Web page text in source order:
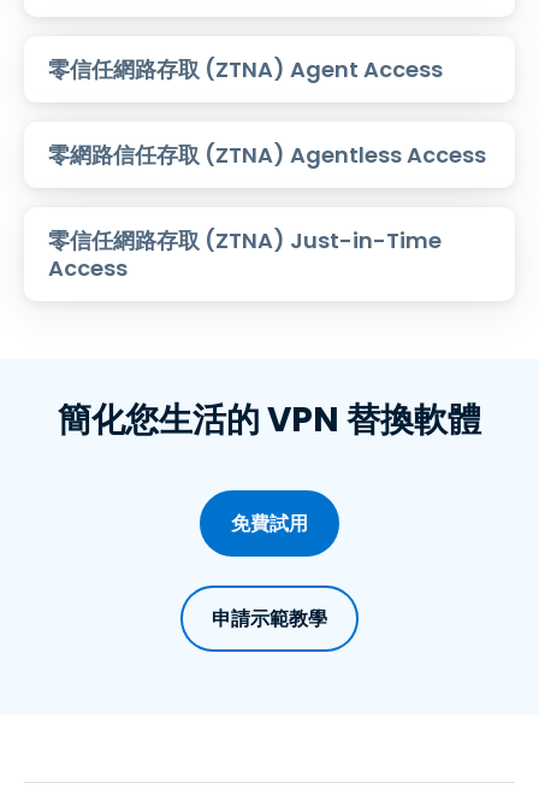
零信任網路存取 (ZTNA) Agent Access
零網路信任存取 (ZTNA) Agentless Access
零信任網路存取 (ZTNA) Just-in-Time
Access
簡化您生活的 VPN 替換軟體
免費試用
申請示範教學